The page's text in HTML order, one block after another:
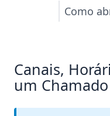
Como
Canais,
um Chamado